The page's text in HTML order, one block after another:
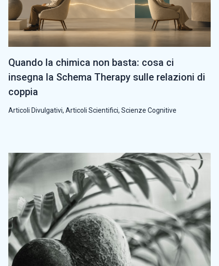
Quando la chimica non basta: cosa ci
insegna la Schema Therapy sulle relazioni di
coppia
Articoli Divulgativi, Articoli Scientifici, Scienze Cognitive